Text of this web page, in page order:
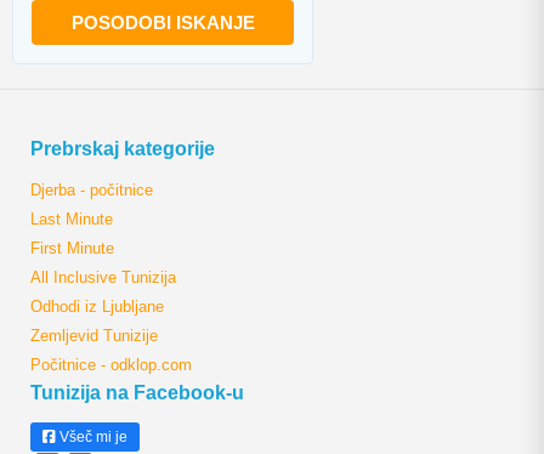
POSODOBI ISKANJE
Prebrskaj kategorije
Djerba - počitnice
Last Minute
First Minute
All Inclusive Tunizija
Odhodi iz Ljubljane
Zemljevid Tunizije
Počitnice - odklop.com
Tunizija na Facebook-u
Všeč mi je